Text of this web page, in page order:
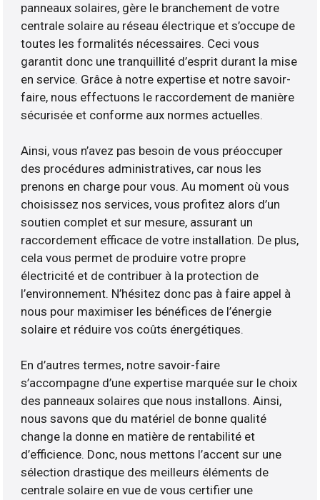
panneaux solaires, gère le branchement de votre
centrale solaire au réseau électrique et s’occupe de
toutes les formalités nécessaires. Ceci vous
garantit donc une tranquillité d’esprit durant la mise
en service. Grâce à notre expertise et notre savoir-
faire, nous effectuons le raccordement de manière
sécurisée et conforme aux normes actuelles.
Ainsi, vous n’avez pas besoin de vous préoccuper
des procédures administratives, car nous les
prenons en charge pour vous. Au moment où vous
choisissez nos services, vous profitez alors d’un
soutien complet et sur mesure, assurant un
raccordement efficace de votre installation. De plus,
cela vous permet de produire votre propre
électricité et de contribuer à la protection de
l’environnement. N’hésitez donc pas à faire appel à
nous pour maximiser les bénéfices de l’énergie
solaire et réduire vos coûts énergétiques.
En d’autres termes, notre savoir-faire
s’accompagne d’une expertise marquée sur le choix
des panneaux solaires que nous installons. Ainsi,
nous savons que du matériel de bonne qualité
change la donne en matière de rentabilité et
d’efficience. Donc, nous mettons l’accent sur une
sélection drastique des meilleurs éléments de
centrale solaire en vue de vous certifier une